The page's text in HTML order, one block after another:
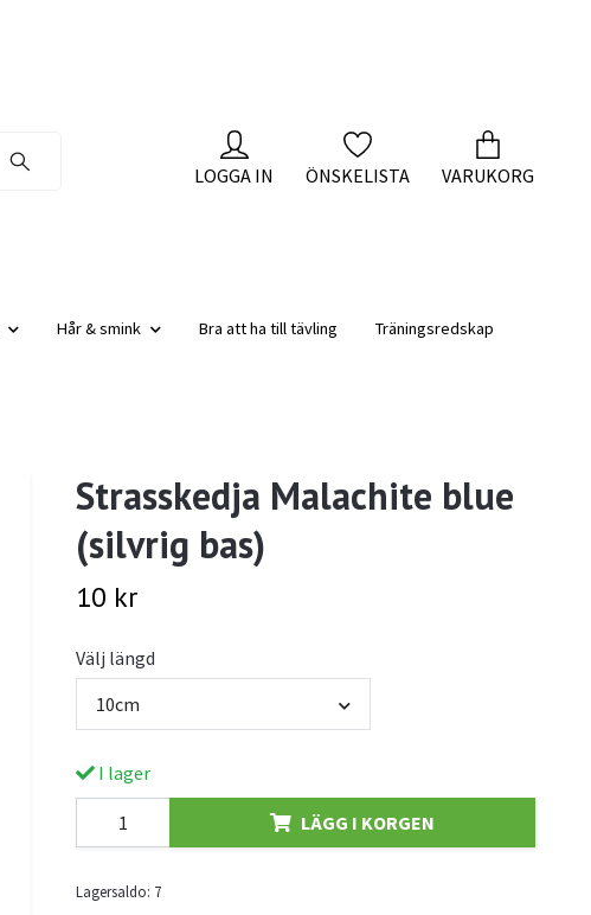
LOGGA IN ÖNSKELISTA VARUKORG
Hår & smink Bra att ha till tävling
Träningsredskap
Strasskedja Malachite blue
(silvrig bas)
10 kr
Välj längd
10cm
I lager
LÄGG I KORGEN
Lagersaldo: 7